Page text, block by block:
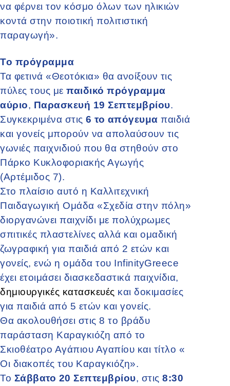
να φέρνει τον κόσμο όλων των ηλικιών
κοντά στην ποιοτική πολιτιστική
παραγωγή».
Το πρόγραμμα
Τα φετινά «Θεοτόκια» θα ανοίξουν τις
πύλες τους με παιδικό πρόγραμμα
αύριο, Παρασκευή 19 Σεπτεμβρίου.
Συγκεκριμένα στις 6 το απόγευμα παιδιά
και γονείς μπορούν να απολαύσουν τις
γωνιές παιχνιδιού που θα στηθούν στο
Πάρκο Κυκλοφοριακής Αγωγής
(Αρτέμιδος 7).
Στο πλαίσιο αυτό η Καλλιτεχνική
Παιδαγωγική Ομάδα «Σχεδία στην πόλη»
διοργανώνει παιχνίδι με πολύχρωμες
σπιτικές πλαστελίνες αλλά και ομαδική
ζωγραφική για παιδιά από 2 ετών και
γονείς, ενώ η ομάδα του InfinityGreece
έχει ετοιμάσει διασκεδαστικά παιχνίδια,
δημιουργικές κατασκευές και δοκιμασίες
για παιδιά από 5 ετών και γονείς.
Θα ακολουθήσει στις 8 το βράδυ
παράσταση Καραγκιόζη από το
Σκιοθέατρο Αγάπιου Αγαπίου και τίτλο «
Οι διακοπές του Καραγκιόζη».
Το Σάββατο 20 Σεπτεμβρίου, στις 8:30